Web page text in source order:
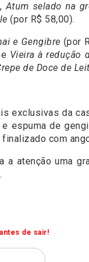
Atum selado na
(por R$ 58,00).
e Gengibre (por
Vieira à redução
de Doce de
exclusivas da
espuma de
com
atenção uma
de sair!